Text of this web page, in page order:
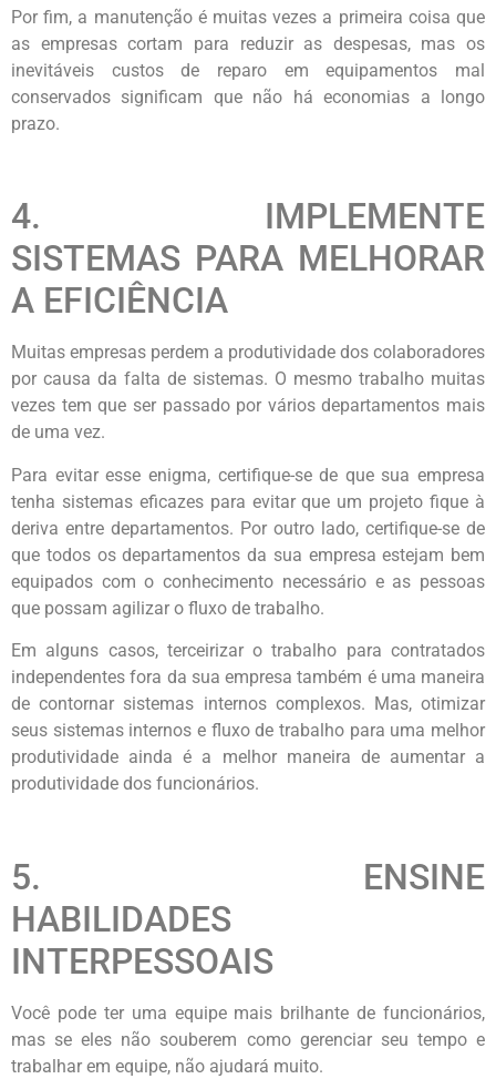
Por fim, a manutenção é muitas vezes a primeira coisa que
as empresas cortam para reduzir as despesas, mas os
inevitáveis custos de reparo em equipamentos mal
conservados significam que não há economias a longo
prazo.
4. IMPLEMENTE
SISTEMAS PARA MELHORAR
A EFICIÊNCIA
Muitas empresas perdem a produtividade dos colaboradores
por causa da falta de sistemas. O mesmo trabalho muitas
vezes tem que ser passado por vários departamentos mais
de uma vez.
Para evitar esse enigma, certifique-se de que sua empresa
tenha sistemas eficazes para evitar que um projeto fique à
deriva entre departamentos. Por outro lado, certifique-se de
que todos os departamentos da sua empresa estejam bem
equipados com o conhecimento necessário e as pessoas
que possam agilizar o fluxo de trabalho.
Em alguns casos, terceirizar o trabalho para contratados
independentes fora da sua empresa também é uma maneira
de contornar sistemas internos complexos. Mas, otimizar
seus sistemas internos e fluxo de trabalho para uma melhor
produtividade ainda é a melhor maneira de aumentar a
produtividade dos funcionários.
5. ENSINE
HABILIDADES
INTERPESSOAIS
Você pode ter uma equipe mais brilhante de funcionários,
mas se eles não souberem como gerenciar seu tempo e
trabalhar em equipe, não ajudará muito.